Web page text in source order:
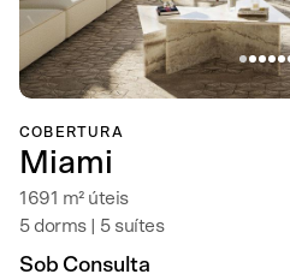
COBERTURA
Miami
1691 m² úteis
5 dorms | 5 suítes
Sob Consulta